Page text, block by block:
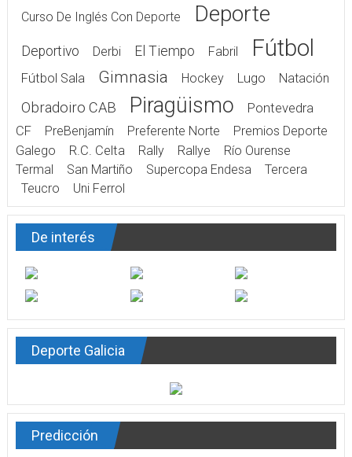
Curso De Inglés Con Deporte
Deporte
Deportivo Derbi El Tiempo Fabril Fútbol
Fútbol Sala Gimnasia Hockey Lugo Natación
Obradoiro CAB Piragüismo
Pontevedra
CF
PreBenjamín Preferente Norte
Premios Deporte
Galego
R.C. Celta Rally Rallye
Río Ourense
Termal
San Martiño Supercopa Endesa
Tercera
Teucro
Uni Ferrol
De interés
Deporte Galicia
Predicción